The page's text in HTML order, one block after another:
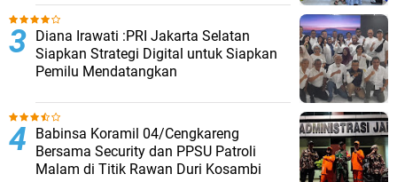
Diana Irawati :PRI Jakarta Selatan
Siapkan Strategi Digital untuk Siapkan
Pemilu Mendatangkan
Babinsa Koramil 04/Cengkareng
Bersama Security dan PPSU Patroli
Malam di Titik Rawan Duri Kosambi